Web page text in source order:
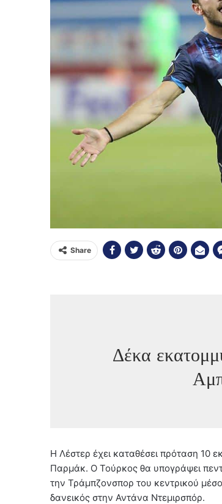
Share
Δέκα
Η Λέστερ έχει καταθέσει πρόταση 10
Παρμάκ. Ο Τούρκος θα υπογράψει
την Τράμπζονσπορ του κεντρικού
δανεικός στην Αντάνα Ντεμιρσπόρ.